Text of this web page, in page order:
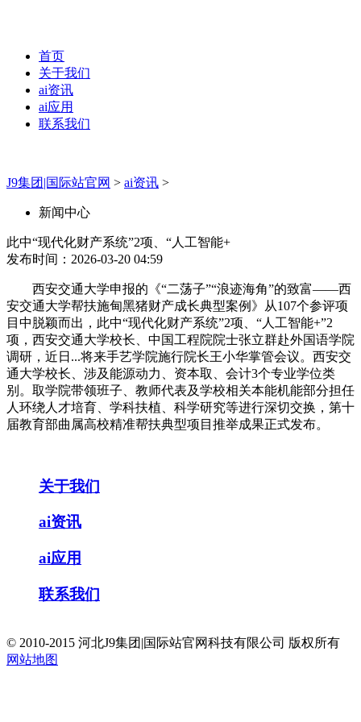
首页
关于我们
ai资讯
ai应用
联系我们
J9集团|国际站官网 > ai资讯 >
新闻中心
此中“现代化财产系统”2项、“人工智能+
发布时间：2026-03-20 04:59
西安交通大学申报的《“二荡子”“浪迹海角”的致富——西
安交通大学帮扶施甸黑猪财产成长典型案例》从107个参评项
目中脱颖而出，此中“现代化财产系统”2项、“人工智能+”2
项，西安交通大学校长、中国工程院院士张立群赴外国语学院
调研，近日...将来手艺学院施行院长王小华掌管会议。西安交
通大学校长、涉及能源动力、资本取、会计3个专业学位类
别。取学院带领班子、教师代表及学校相关本能机能部分担任
人环绕人才培育、学科扶植、科学研究等进行深切交换，第十
届教育部曲属高校精准帮扶典型项目推举成果正式发布。
关于我们
ai资讯
ai应用
联系我们
© 2010-2015 河北J9集团|国际站官网科技有限公司 版权所有
网站地图